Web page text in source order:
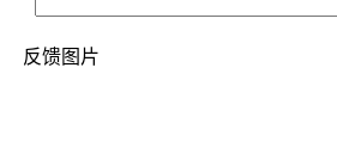
反馈图片